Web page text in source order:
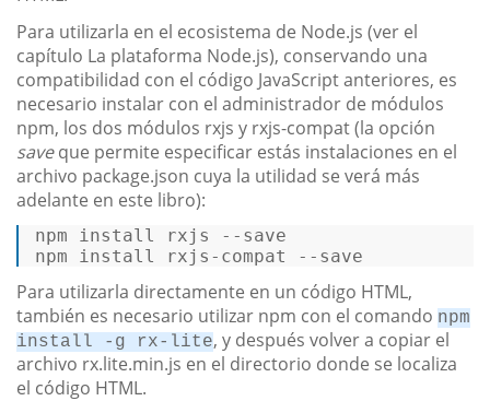
Para utilizarla en el ecosistema de Node.js (ver el
capítulo La plataforma Node.js), conservando una
compatibilidad con el código JavaScript anteriores, es
necesario instalar con el administrador de módulos
npm, los dos módulos rxjs y rxjs-compat (la opción
saveque permite especificar estás instalaciones en el
archivo package.json cuya la utilidad se verá más
adelante en este libro):
npm install rxjs
--save
npm install rxjs-compat
--save
Para utilizarla directamente en un código HTML,
también es necesario utilizar npm con el comando npm
install -g rx-lite, y después volver a copiar el
archivo rx.lite.min.js en el directorio donde se localiza
el código HTML.